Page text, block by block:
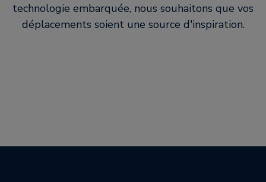
technologie embarquée, nous souhaitons que vos
déplacements soient une source d'inspiration.